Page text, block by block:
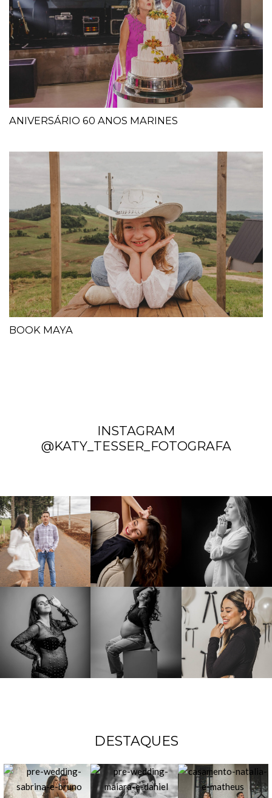
ANIVERSÁRIO 60 ANOS MARINES
BOOK MAYA
INSTAGRAM
@KATY_TESSER_FOTOGRAFA
DESTAQUES